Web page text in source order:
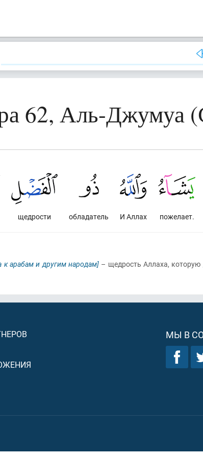
62, Аль-Джумуа
пожелает.
И Аллах
обладатель
щедрости
к арабам и другим народам]– щедрость Аллаха,
МЫ В